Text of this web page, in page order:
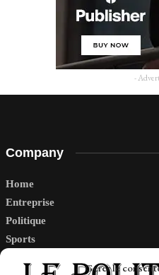
Gérer le
-
Company
Home
Entreprise
Politique
Sports